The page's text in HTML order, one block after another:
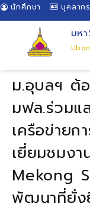
นักศึกษา บุคลากร
มห
ม.อุบลฯ ต้
มฟล.ร่วมแ
เครือข่ายก
เยี่ยมชมง
Mekong
พัฒนาที่ยั่ง